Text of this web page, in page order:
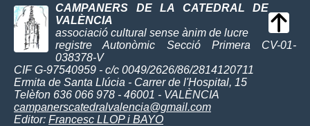
CAMPANERS DE LA CATEDRAL DE
VALÈNCIA
associació cultural sense ànim de lucre
registre Autonòmic Secció Primera CV-01-
038378-V
CIF G-97540959 - c/c 0049/2626/86/2814120711
Ermita de Santa Llúcia - Carrer de l'Hospital, 15
Telèfon 636 066 978 - 46001 - VALÈNCIA
campanerscatedralvalencia@gmail.com
Editor: Francesc LLOP i BAYO